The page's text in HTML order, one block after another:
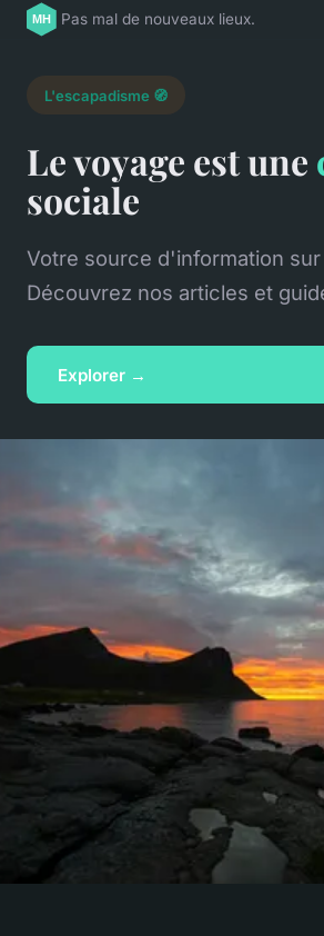
Pas mal de nouveaux lieux.
L'escapadisme 🧭
Le voyage est une
sociale
Votre source d'information sur
Découvrez nos articles et
Explorer →